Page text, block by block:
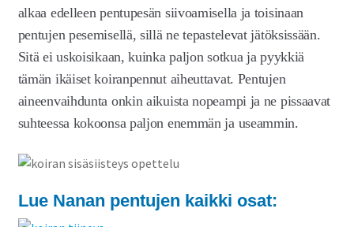
alkaa edelleen pentupesän siivoamisella ja toisinaan
pentujen pesemisellä, sillä ne tepastelevat jätöksissään.
Sitä ei uskoisikaan, kuinka paljon sotkua ja pyykkiä
tämän ikäiset koiranpennut aiheuttavat. Pentujen
aineenvaihdunta onkin aikuista nopeampi ja ne pissaavat
suhteessa kokoonsa paljon enemmän ja useammin.
Lue Nanan pentujen kaikki osat: